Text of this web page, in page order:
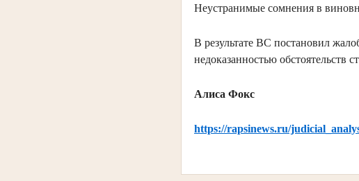
Неустранимые сомнения в
В результате ВС постановил
недоказанностью
Алиса Фокс
https://rapsinews.ru/